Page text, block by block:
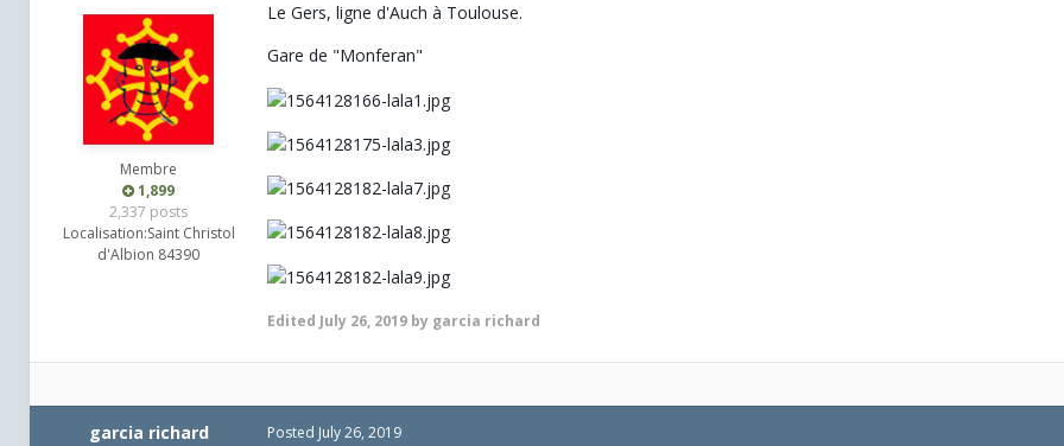
Membre
1,899
2,337 posts
Localisation:Saint Christol
d'Albion 84390
Le Gers, ligne d'Auch à Toulouse.
Gare de "Monferan"
Edited July 26, 2019 by garcia richard
garcia richard Posted July 26, 2019